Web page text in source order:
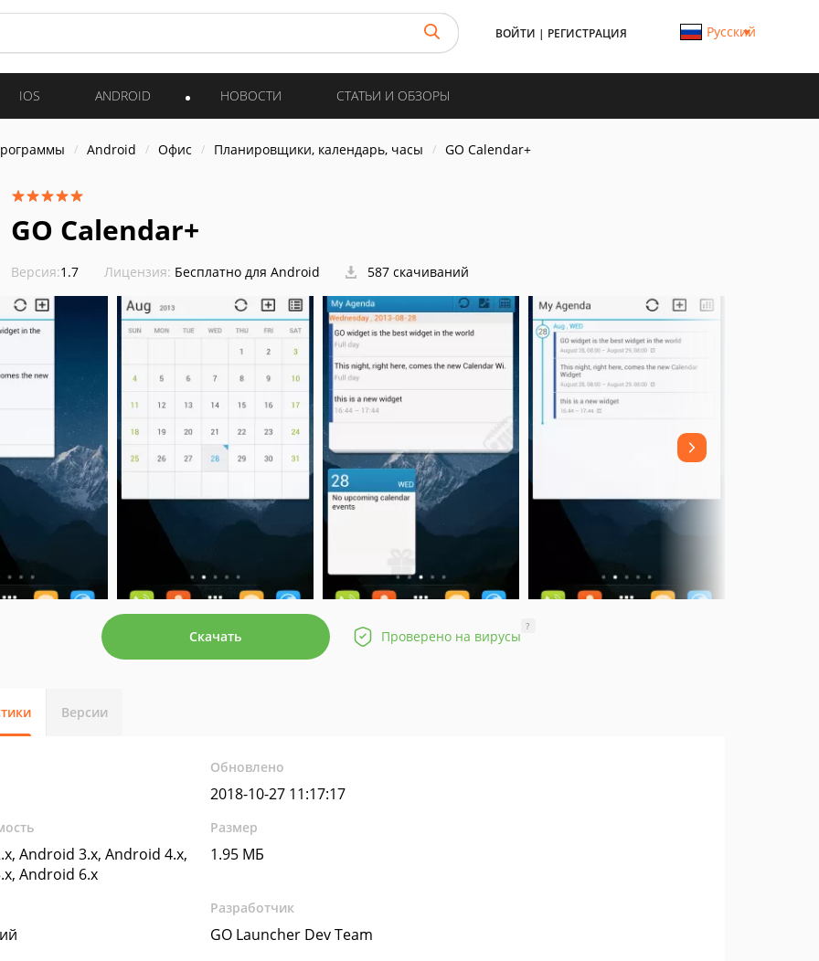
ВОЙТИ | РЕГИСТРАЦИЯ Русский
IOS ANDROID НОВОСТИ СТАТЬИ И ОБЗОРЫ
Android Офис Планировщики, календарь, часы GO Calendar+
GO Calendar+
Версия:1.7 Лицензия: Бесплатно для Android 587 скачиваний
Скачать Проверено на вирусы
?
Версии
Обновлено
2018-10-27 11:17:17
Android 3.x, Android 4.x,
Android 6.x
Размер
1.95 МБ
Разработчик
GO Launcher Dev Team